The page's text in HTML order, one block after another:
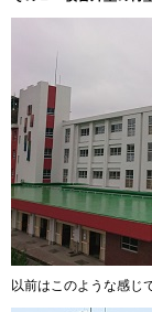
以前はこのような感じ